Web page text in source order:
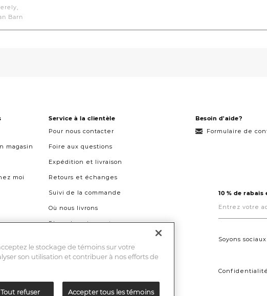
magasin
moi
Service à la clientèle
Pour nous contacter
Foire aux questions
Expédition et livraison
Retours et échanges
Suivi de la commande
Où nous livrons
Plans de paiement
Besoin d'aide?
Formulaire de
10 % de
votre
Soyons
le stockage de témoins sur votre
son utilisation et contribuer à nos efforts de
Tout refuser Accepter tous les témoins